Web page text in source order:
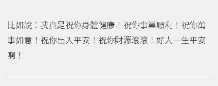
比如說：我真是祝你身體健康！祝你事業順利！祝你萬
事如意！祝你出入平安！祝你財源滾滾！好人一生平安
啊！